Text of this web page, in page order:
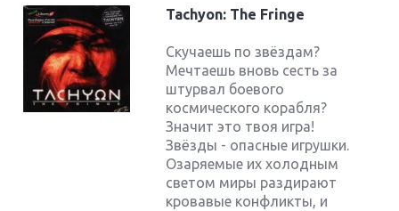
Tachyon: The Fringe
Скучаешь по звёздам?
Мечтаешь вновь сесть за
штурвал боевого
космического корабля?
Значит это твоя игра!
Звёзды - опасные игрушки.
Озаряемые их холодным
светом миры раздирают
кровавые конфликты, и